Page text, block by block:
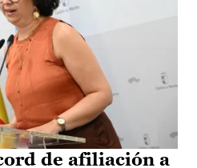
de afiliación a